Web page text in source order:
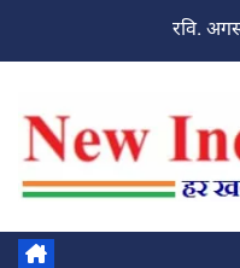
रवि.